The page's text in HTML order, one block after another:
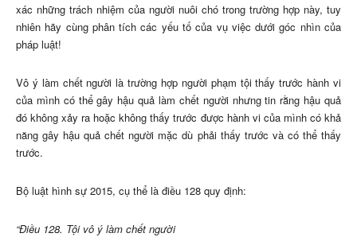
xác những trách nhiệm của người nuôi chó trong trường hợp này, tuy
nhiên hãy cùng phân tích các yếu tố của vụ việc dưới góc nhìn của
pháp luật!
Vô ý làm chết người là trường hợp người phạm tội thấy trước hành vi
của mình có thể gây hậu quả làm chết người nhưng tin rằng hậu quả
đó không xảy ra hoặc không thấy trước được hành vi của mình có khả
năng gây hậu quả chết người mặc dù phải thấy trước và có thể thấy
trước.
Bộ luật hình sự 2015, cụ thể là điều 128 quy định:
“Điều 128. Tội vô ý làm chết người